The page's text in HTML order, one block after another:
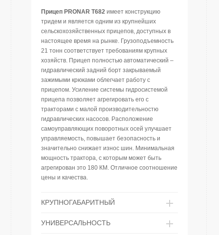
Прицеп PRONAR T682 имеет конструкцию
тридем и является одним из крупнейших
сельскохозяйственных прицепов, доступных в
настоящее время на рынке. Грузоподъемность
21 тонн соответствует требованиям крупных
хозяйств. Прицеп полностью автоматический –
гидравлический задний борт закрываемый
зажимыми крюками облегчает работу с
прицепом. Усиление системы гидросистемой
прицепа позволяет агрегировать его с
тракторами с малой производительностю
гидравлических насосов. Расположение
самоуправляющих поворотных осей улучшает
управляемость, повышает безопасность и
значительно снижает износ шин. Минимальная
мощность трактора, с которым может быть
агрегирован это 180 КМ. Отличное соотношение
цены и качества.
КРУПНОГАБАРИТНЫЙ
УНИВЕРСАЛЬНОСТЬ